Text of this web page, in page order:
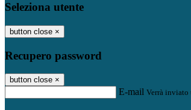
Seleziona utente
button close ×
Recupero password
button close ×
E-mail Verrà inviato